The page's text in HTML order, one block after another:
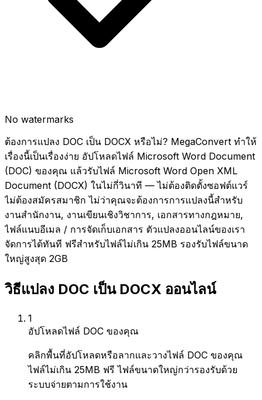
No watermarks
ต้องการแปลง DOC เป็น DOCX หรือไม่? MegaConvert ทำให้
เรื่องนี้เป็นเรื่องง่าย อัปโหลดไฟล์ Microsoft Word Document
(DOC) ของคุณ แล้วรับไฟล์ Microsoft Word Open XML
Document (DOCX) ในไม่กี่วินาที — ไม่ต้องติดตั้งซอฟต์แวร์
ไม่ต้องสมัครสมาชิก ไม่ว่าคุณจะต้องการการแปลงนี้สำหรับ
งานสำนักงาน, งานเขียนเชิงวิชาการ, เอกสารทางกฎหมาย,
ไฟล์แนบอีเมล / การจัดเก็บเอกสาร ตัวแปลงออนไลน์ของเรา
จัดการได้ทันที ฟรีสำหรับไฟล์ไม่เกิน 25MB รองรับไฟล์ขนาด
ใหญ่สูงสุด 2GB
วิธีแปลง DOC เป็น DOCX ออนไลน์
1
อัปโหลดไฟล์ DOC ของคุณ
คลิกพื้นที่อัปโหลดหรือลากและวางไฟล์ DOC ของคุณ
ไฟล์ไม่เกิน 25MB ฟรี ไฟล์ขนาดใหญ่กว่ารองรับด้วย
ระบบจ่ายตามการใช้งาน